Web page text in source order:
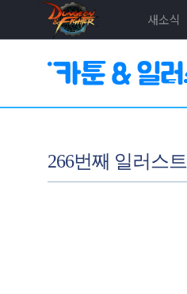
새소식
266번째 일러스트